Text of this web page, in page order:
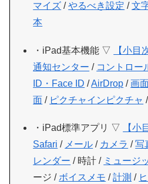
マイズ /やるべき設定 /文
本
・iPad基本機能 ▽
【小目
通知センター / コントロー
ID・Face ID /AirDrop /画
面 / ピクチャインピクチャ /
・iPad標準アプリ ▽
【小
Safari / メール / カメラ /写
レンダー / 時計 / ミュージ
ージ / ボイスメモ /計測 /